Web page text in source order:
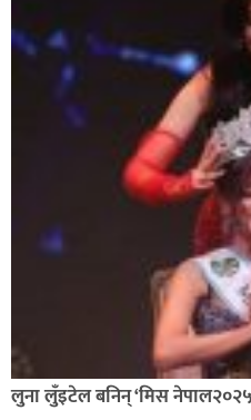
लुना लुँइटेल बनिन् ‘मिस